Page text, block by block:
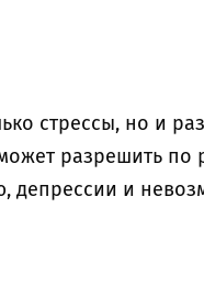
стрессы, но и
разрешить по
депрессии и